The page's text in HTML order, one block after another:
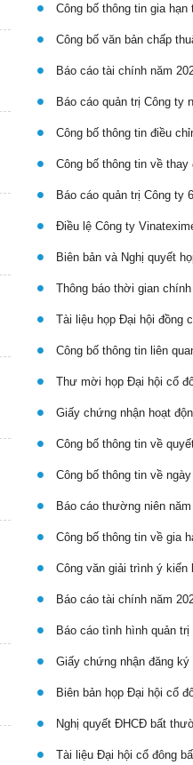
Công bố thông tin gia
Công bố văn bản chấp
Báo cáo tài chính năm
Báo cáo quản trị Công ty
Công bố thông tin điều
Công bố thông tin về thay
Báo cáo quản trị Công ty
Điều lệ Công ty
Biên bản và Nghị quyết
Thông báo thời gian
Tài liệu họp Đại hội đồng
Công bố thông tin liên
Thư mời họp Đại hội cổ
Giấy chứng nhận hoạt
Công bố thông tin về
Công bố thông tin về
Báo cáo thường niên năm
Công bố thông tin về gia
Công văn giải trình ý kiến
Báo cáo tài chính năm
Báo cáo tình hình quản
Giấy chứng nhận đăng ký
Biên bản họp Đại hội cổ
Nghị quyết ĐHCĐ bất
Tài liệu Đại hội cổ đông